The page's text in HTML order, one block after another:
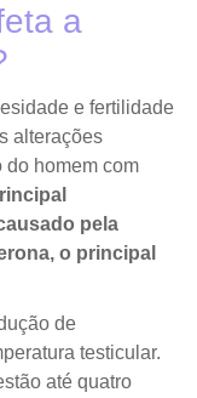
a
e fertilidade
alterações
do homem com
pela
o principal
de
testicular.
até quatro